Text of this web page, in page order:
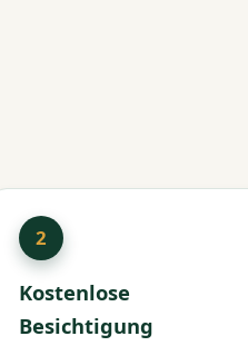
Kostenlose
Besichtigung